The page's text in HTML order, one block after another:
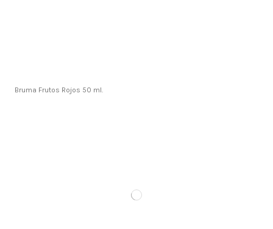
Bruma Frutos Rojos 50 ml.